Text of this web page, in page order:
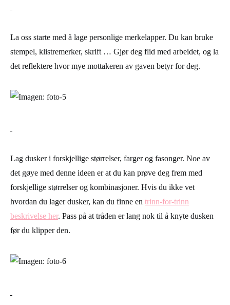
La oss starte med å lage personlige merkelapper. Du kan bruke
stempel, klistremerker, skrift … Gjør deg flid med arbeidet, og la
det reflektere hvor mye mottakeren av gaven betyr for deg.
Lag dusker i forskjellige størrelser, farger og fasonger. Noe av
det gøye med denne ideen er at du kan prøve deg frem med
forskjellige størrelser og kombinasjoner. Hvis du ikke vet
hvordan du lager dusker, kan du finne en trinn-for-trinn
beskrivelse her. Pass på at tråden er lang nok til å knyte dusken
før du klipper den.